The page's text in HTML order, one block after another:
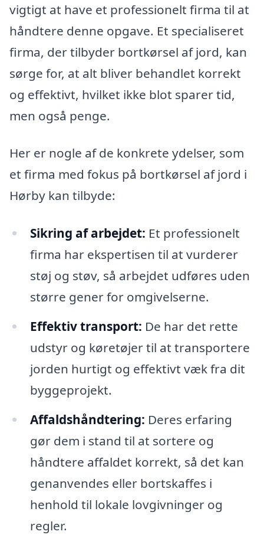
vigtigt at have et professionelt firma til at
håndtere denne opgave. Et specialiseret
firma, der tilbyder bortkørsel af jord, kan
sørge for, at alt bliver behandlet korrekt
og effektivt, hvilket ikke blot sparer tid,
men også penge.
Her er nogle af de konkrete ydelser, som
et firma med fokus på bortkørsel af jord i
Hørby kan tilbyde:
Sikring af arbejdet: Et professionelt
firma har ekspertisen til at vurderer
støj og støv, så arbejdet udføres uden
større gener for omgivelserne.
Effektiv transport: De har det rette
udstyr og køretøjer til at transportere
jorden hurtigt og effektivt væk fra dit
byggeprojekt.
Affaldshåndtering: Deres erfaring
gør dem i stand til at sortere og
håndtere affaldet korrekt, så det kan
genanvendes eller bortskaffes i
henhold til lokale lovgivninger og
regler.